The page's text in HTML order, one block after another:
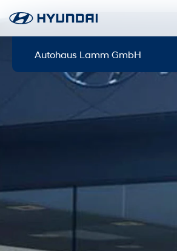
Autohaus Lamm GmbH